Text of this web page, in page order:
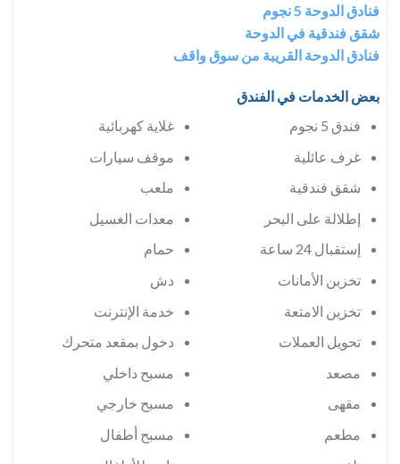
فنادق الدوحة 5 نجوم
شقق فندقية في الدوحة
فنادق الدوحة القريبة من سوق واقف
بعض الخدمات في الفندق
فندق 5 نجوم
غرف عائلية
شقق فندقية
إطلالة على البحر
إستقبال 24 ساعة
تخزين الأمانات
تخزين الامتعة
تحويل العملات
مصعد
مقهى
مطعم
غلاية كهربائية
موقف سيارات
ملعب
معدات الغسيل
حمام
دش
خدمة الإنترنت
دخول بمقعد متحرك
مسبح داخلي
مسبح خارجي
مسبح أطفال